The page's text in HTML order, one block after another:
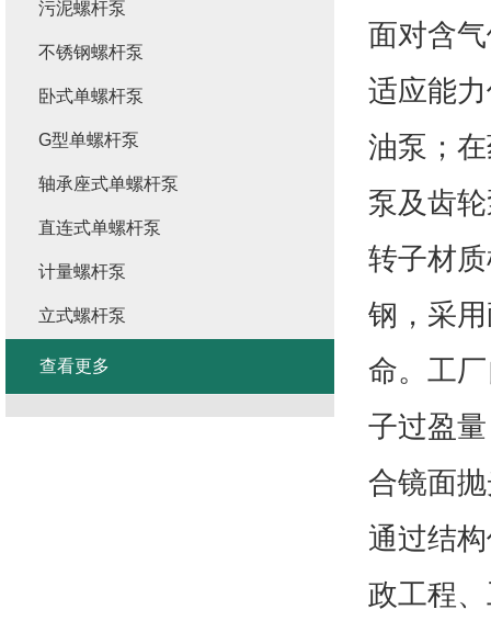
面对含
适应能
油泵；
泵及齿
转子材
钢，采
命。工
子过盈
合镜面
通过结
政工程
污泥螺杆泵
不锈钢螺杆泵
卧式单螺杆泵
G型单螺杆泵
轴承座式单螺杆泵
直连式单螺杆泵
计量螺杆泵
立式螺杆泵
查看更多